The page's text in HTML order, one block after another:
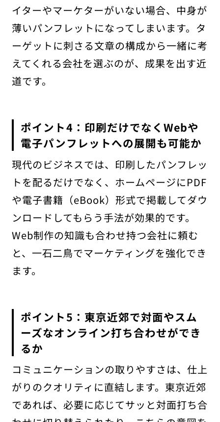
イターやマーケターがいない場合、中身が
薄いパンフレットになってしまいます。タ
ーゲットに刺さる文章の構成から一緒に考
えてくれる会社を選ぶのが、成果を出す近
道です。
ポイント4：印刷だけでなくWebや
電子パンフレットへの展開も可能か
現代のビジネスでは、印刷したパンフレッ
トを配るだけでなく、ホームページにPDF
や電子書籍（eBook）形式で掲載してダウ
ンロードしてもらう手法が効果的です。
Web制作の知識も合わせ持つ会社に頼む
と、一石二鳥でマーケティングを強化でき
ます。
ポイント5：東京近郊で対面やスム
ーズなオンライン打ち合わせができ
るか
コミュニケーションの取りやすさは、仕上
がりのクオリティに直結します。東京近郊
であれば、必要に応じてサッと対面打ち合